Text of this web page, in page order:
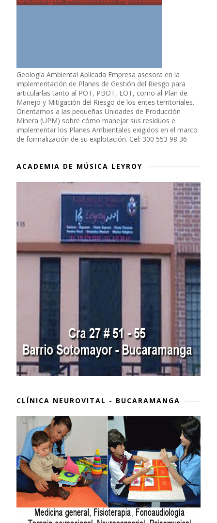
Geología Ambiental Aplicada Empresa asesora en la
implementación de Planes de Gestión del Riesgo para
articularlas tanto al POT, PBOT, EOT, como al Plan de
Manejo y Mitigación del Riesgo de los entes territoriales.
Orientamos a las pequeñas Unidades de Producción
Minera (UPM) sobre cómo manejar sus residuos e
implementar los Planes Ambientales exigidos en el marco
de formalización de su explotación. Cel: 300 553 98 36
ACADEMIA DE MÚSICA LEYROY
CLÍNICA NEUROVITAL - BUCARAMANGA